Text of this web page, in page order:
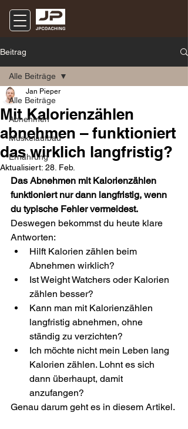
Beitrag
Alle Beiträge
Abnehmen
Muskelaufbau
Ernährung
Alle Beiträge
Mit Kalorienzählen
abnehmen – funktioniert
das wirklich langfristig?
Jan Pieper
Aktualisiert: 28. Feb.
Das Abnehmen mit Kalorienzählen
funktioniert nur dann langfristig, wenn
du typische Fehler vermeidest.
Deswegen bekommst du heute klare
Antworten:
Hilft Kalorien zählen beim
Abnehmen wirklich?
Ist Weight Watchers oder Kalorien
zählen besser?
Kann man mit Kalorienzählen
langfristig abnehmen, ohne
ständig zu verzichten?
Ich möchte nicht mein Leben lang
Kalorien zählen. Lohnt es sich
dann überhaupt, damit
anzufangen?
Genau darum geht es in diesem Artikel.